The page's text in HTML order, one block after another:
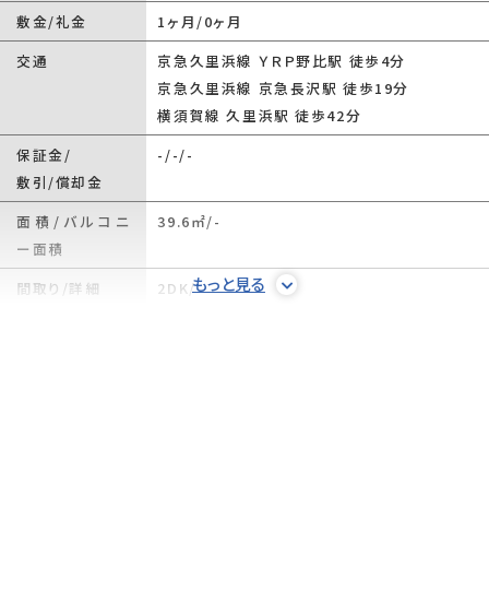
もっと見る
敷金/礼金
1ヶ月/0ヶ月
交通
京急久里浜線 ＹＲＰ野比駅 徒歩4分
京急久里浜線 京急長沢駅 徒歩19分
横須賀線 久里浜駅 徒歩42分
保証金/
敷引/償却金
-/-/-
面積/バルコニ
ー面積
39.6㎡/-
間取り/詳細
2DK/